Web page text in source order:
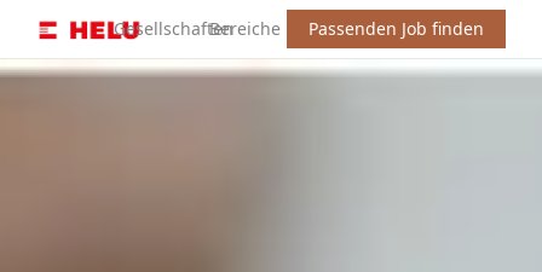
GesellschaftenBereiche Passenden Job finden